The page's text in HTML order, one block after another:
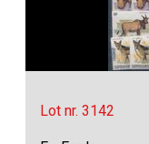
Lot nr. 3142